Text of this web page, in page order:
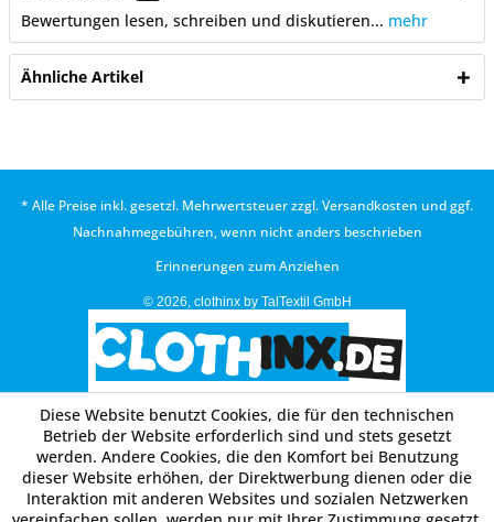
Bewertungen lesen, schreiben und diskutieren... mehr
Ähnliche Artikel
* Alle Preise inkl. gesetzl. Mehrwertsteuer zzgl.Versandkosten und ggf.
Nachnahmegebühren, wenn nicht anders beschrieben
Erinnerungen zum Anziehen
© 2026, clothinx by TalTextil GmbH
Diese Website benutzt Cookies, die für den technischen
Betrieb der Website erforderlich sind und stets gesetzt
werden. Andere Cookies, die den Komfort bei Benutzung
dieser Website erhöhen, der Direktwerbung dienen oder die
Interaktion mit anderen Websites und sozialen Netzwerken